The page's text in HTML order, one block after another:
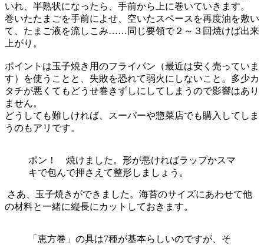
いれ、半熟状になったら、手前から上に巻いていきます。
巻いたたまごを手前によせ、空いたスペースを再度油を敷い
て、たまご液を流しこみ……同じ要領で２～３回焼けば出来
上がり。
ポイントは玉子焼き用のフライパン（最近は安く売っていま
す）を使うことと、失敗を恐れて弱火にしないこと。多少カ
タチが悪くてもどうせ巻きずしにしてしまうので影響はあり
ません。
どうしても難しければ、スーパーや惣菜店でも購入してしま
うのもアリです。
ポン！ 焼けました。形が悪ければラップかスマ
キで包んで押さえて整形しましょう。
さあ、玉子焼きができました。海苔のサイズにあわせて他
の材料と一緒に縦長にカットしておきます。
「恵方巻」の具は7種が基本らしいのですが、そ